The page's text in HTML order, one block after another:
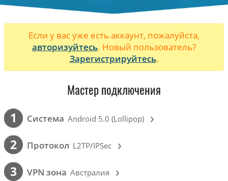
Если у вас уже есть аккаунт, пожалуйста,
авторизуйтесь. Новый пользователь?
Зарегистрируйтесь.
Мастер подключения
1 Cистема Android 5.0 (Lollipop) ›
2 Протокол L2TP/IPSec ›
3 VPN зона Австралия ›